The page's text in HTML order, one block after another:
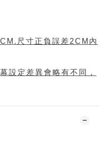
尺寸正負誤差2CM內
設定差異會略有不同，